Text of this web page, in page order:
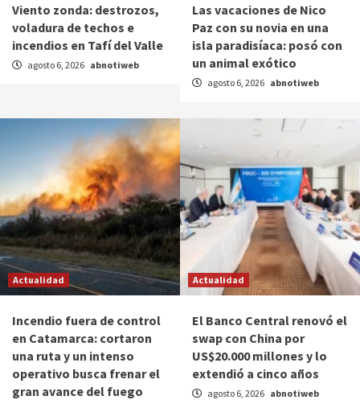
Viento zonda: destrozos,
voladura de techos e
incendios en Tafí del Valle
agosto 6, 2026 abnotiweb
Las vacaciones de Nico
Paz con su novia en una
isla paradisíaca: posó con
un animal exótico
agosto 6, 2026 abnotiweb
Actualidad
Incendio fuera de control
en Catamarca: cortaron
una ruta y un intenso
operativo busca frenar el
gran avance del fuego
Actualidad
El Banco Central renovó el
swap con China por
US$20.000 millones y lo
extendió a cinco años
agosto 6, 2026 abnotiweb